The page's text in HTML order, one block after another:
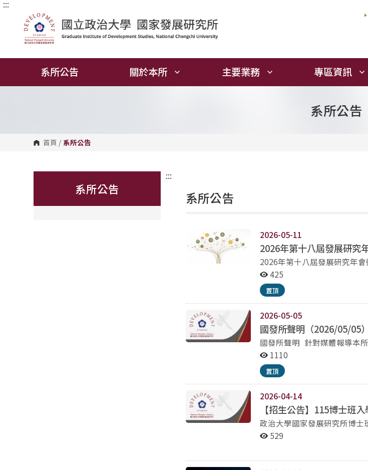
跳
塊
:::
系所公告 關於本所 主要業務 專區資訊
系所公告
首頁 / 系所公告
系所公告
:::
系所公告
2026-05-11
2026年第十八屆發展研究
2026年第十八屆發展研究年會徵稿及會議資訊 主題｜「誰的知識？
像與台灣未來發展」 報名期間｜即日起至2026年6月30日 報名連結｜https://reurl.cc/YDnjxX 會議時間｜
10/31–11/1（六、日） 會議地點｜台大國發所 ???? 年會、徵稿
www.tads.tw ???? FB貼文：
425
置頂
2026-05-05
國發所聲明（2026/05/05）
國發所聲明 針對媒體報導本所境外（中國大陸）博士生於中國大陸地區期刊發表論文相關議題 說明如下：
一、報導所涉游姓及馮姓兩名學生，分別於110學年度與109學年度入學，游生為大陸生申請入學，馮生係
以一般生資格考試入學。 二、游生就學期間曾獲本所自籌之111學年度「發展研究卓越獎學金」及112學年
度「李景麗女士教育獎學金」
期間之學業表現核發，屬一般性獎助
大陸地區期刊發表之論文，屬
資源支持。同時，本所關於學
本校與本所一向重視學術自由
未因個別學生之校外發表而有所例外。 五、本所秉持教育初心，長期招收本地與
與外籍生），期待境外同學來
感，帶回各自的社會並落實
1110
置頂
2026-04-14
【招生公告】115博士班
政治大學國家發展研究所博士班115學年度入學考
9：00～12：00 （每位考生8~10分鐘為原則，面試部分內容可以英語進行，敬請查知。） 民國115年4月
529